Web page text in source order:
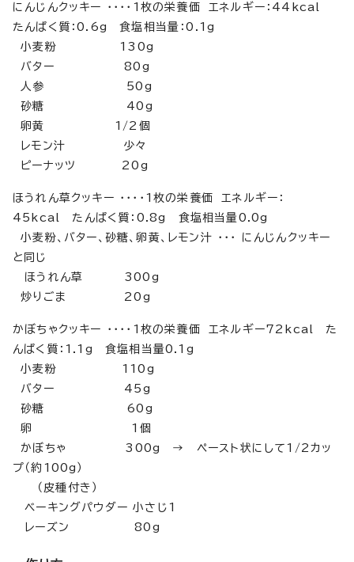
にんじんクッキー ・・・・1枚の栄養価 エネルギー：44kcal
たんぱく質：0.6g 食塩相当量：0.1g
小麦粉 130g
バター 80g
人参 50g
砂糖 40g
卵黄 1/2個
レモン汁 少々
ピーナッツ 20g
ほうれん草クッキー ・・・・1枚の栄養価 エネルギー：
45kcal たんぱく質：0.8g 食塩相当量0.0g
小麦粉、バター、砂糖、卵黄、レモン汁 ・・・ にんじんクッキー
と同じ
ほうれん草 300g
炒りごま 20g
かぼちゃクッキー ・・・・1枚の栄養価 エネルギー72kcal た
んぱく質：1.1g 食塩相当量0.1g
小麦粉 110g
バター 45g
砂糖 60g
卵 1個
かぼちゃ 300g → ペースト状にして1/2カッ
プ（約100g）
（皮種付き）
ベーキングパウダー 小さじ1
レーズン 80g